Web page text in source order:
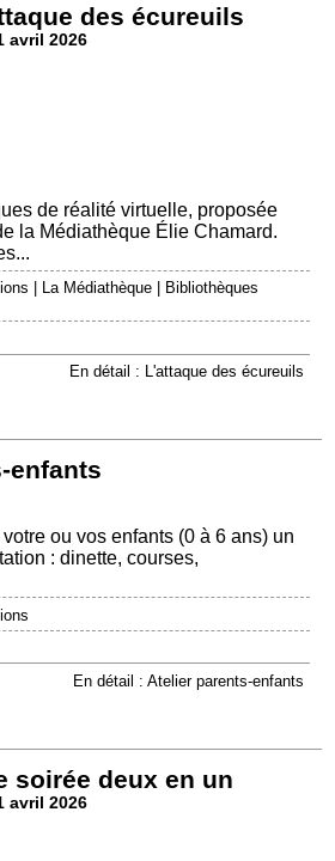
des écureuils
avril 2026
de réalité virtuelle, proposée
la Médiathèque Élie Chamard.
La Médiathèque
Bibliothèques
En détail : L'attaque des écureuils
enfants
ou vos enfants (0 à 6 ans) un
: dinette, courses,
En détail : Atelier parents-enfants
soirée deux en un
avril 2026